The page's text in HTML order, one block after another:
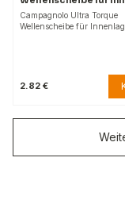
Campagnolo Ultra Torque
Wellenscheibe für
2.82 €